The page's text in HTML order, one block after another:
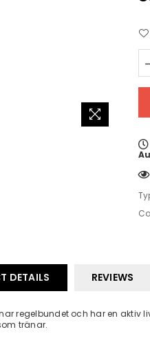
DETAILS REVIEWS
regelbundet och har en aktiv
tränar.